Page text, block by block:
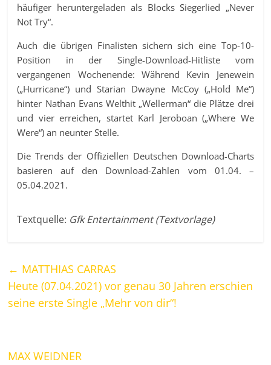
häufiger heruntergeladen als Blocks Siegerlied „Never
Not Try“.
Auch die übrigen Finalisten sichern sich eine Top-10-
Position in der Single-Download-Hitliste vom
vergangenen Wochenende: Während Kevin Jenewein
(„Hurricane“) und Starian Dwayne McCoy („Hold Me“)
hinter Nathan Evans Welthit „Wellerman“ die Plätze drei
und vier erreichen, startet Karl Jeroboan („Where We
Were“) an neunter Stelle.
Die Trends der Offiziellen Deutschen Download-Charts
basieren auf den Download-Zahlen vom 01.04. –
05.04.2021.
Textquelle: Gfk Entertainment (Textvorlage)
← MATTHIAS CARRAS
Heute (07.04.2021) vor genau 30 Jahren erschien
seine erste Single „Mehr von dir“!
MAX WEIDNER